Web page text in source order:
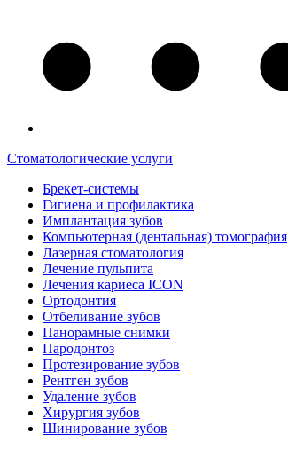
Стоматологические услуги
Брекет-системы
Гигиена и профилактика
Имплантация зубов
Компьютерная (дентальная) томография
Лазерная стоматология
Лечение пульпита
Лечения кариеса ICON
Ортодонтия
Отбеливание зубов
Панорамные снимки
Пародонтоз
Протезирование зубов
Рентген зубов
Удаление зубов
Хирургия зубов
Шинирование зубов